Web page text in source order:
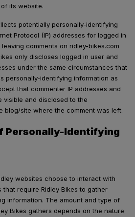
its website.
potentially personally-identifying
Protocol (IP) addresses for logged in
comments on ridley-bikes.com
only discloses logged in user and
under the same circumstances that
personally-identifying information as
that commenter IP addresses and
visible and disclosed to the
blog/site where the comment was left.
Personally-Identifying
websites choose to interact with
that require Ridley Bikes to gather
information. The amount and type of
Bikes gathers depends on the nature